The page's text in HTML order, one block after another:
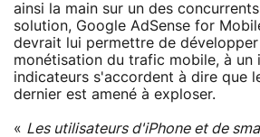
ainsi la main sur un des
solution, Google AdSense for
devrait lui permettre de
monétisation du trafic mobile, à un
indicateurs s'accordent à dire que
dernier est amené à exploser.
« Les utilisateurs d'iPhone et de